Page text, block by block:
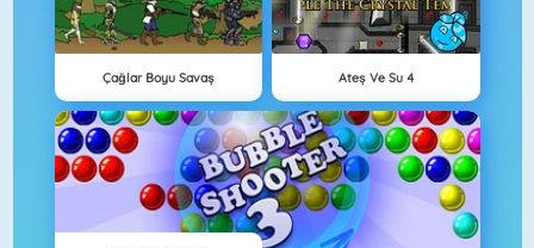
Çağlar Boyu Savaş Ateş Ve Su 4